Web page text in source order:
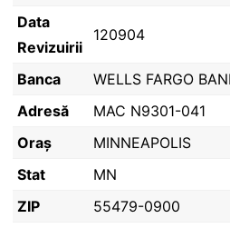
Data
Revizuirii
120904
Banca
WELLS FARGO
Adresă
MAC N9301-041
Oraș
MINNEAPOLIS
Stat
MN
ZIP
55479-0900